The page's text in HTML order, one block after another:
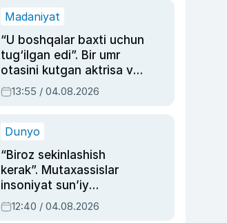
Madaniyat
“U boshqalar baxti uchun
tug‘ilgan edi”. Bir umr
otasini kutgan aktrisa va
dublyaj ustasi Rimma
Ahmedovaning
13:55 / 04.08.2026
Dunyo
“Biroz sekinlashish
kerak”. Mutaxassislar
insoniyat sun’iy
intellektni boshqara
olmay qolishidan xavotir
12:40 / 04.08.2026